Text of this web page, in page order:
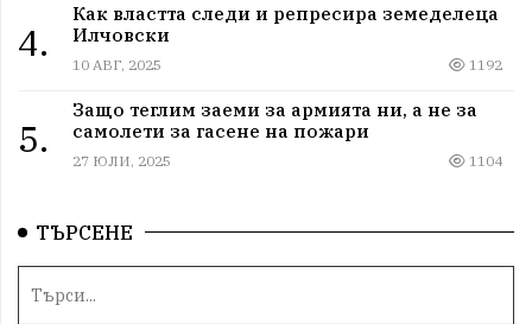
4.
Как властта следи и репресира земеделеца
Илчовски
10 АВГ, 2025 1192
5.
Защо теглим заеми за армията ни, а не за
самолети за гасене на пожари
27 ЮЛИ, 2025 1104
ТЪРСЕНЕ